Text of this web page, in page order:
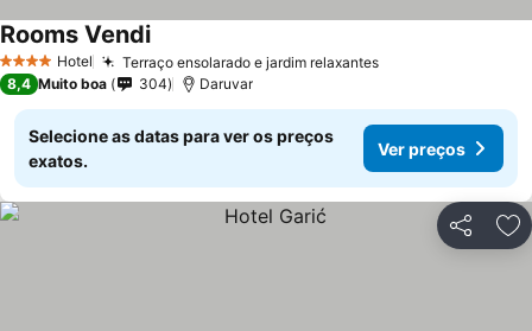
4 EstrelasHotel Terraço ensolarado e jardim relaxantesVer preços
Rooms VendiVer preços
8,4 Muito boa 304 Daruvar
Selecione as datas para ver os preços
exatos.
Ver preços
Partilhar